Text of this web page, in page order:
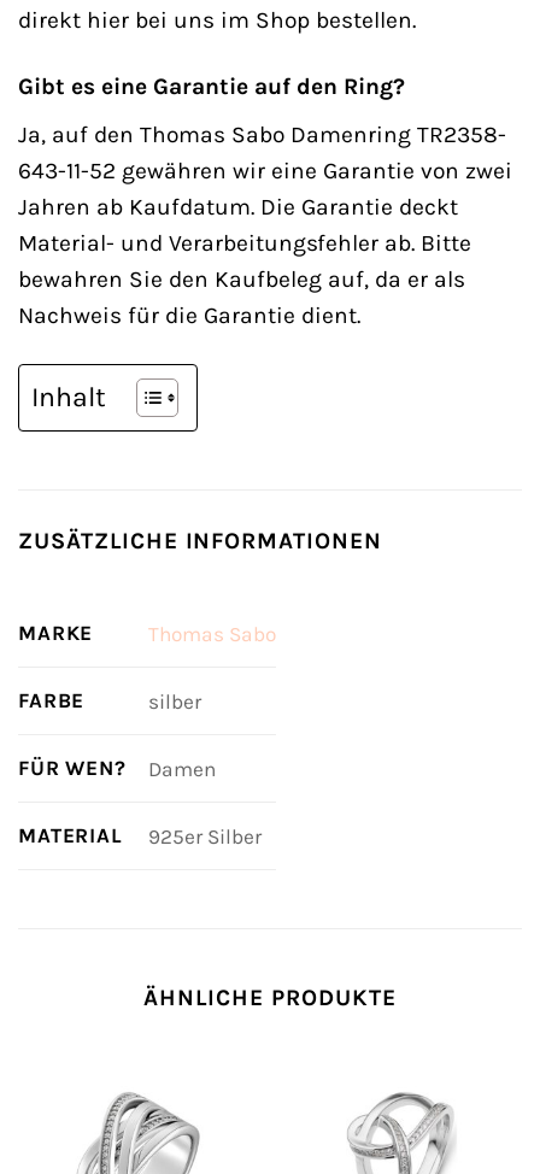
direkt hier bei uns im Shop bestellen.
Gibt es eine Garantie auf den Ring?
Ja, auf den Thomas Sabo Damenring TR2358-
643-11-52 gewähren wir eine Garantie von zwei
Jahren ab Kaufdatum. Die Garantie deckt
Material- und Verarbeitungsfehler ab. Bitte
bewahren Sie den Kaufbeleg auf, da er als
Nachweis für die Garantie dient.
Inhalt
ZUSÄTZLICHE INFORMATIONEN
MARKE Thomas Sabo
FARBE silber
FÜR WEN? Damen
MATERIAL 925er Silber
ÄHNLICHE PRODUKTE